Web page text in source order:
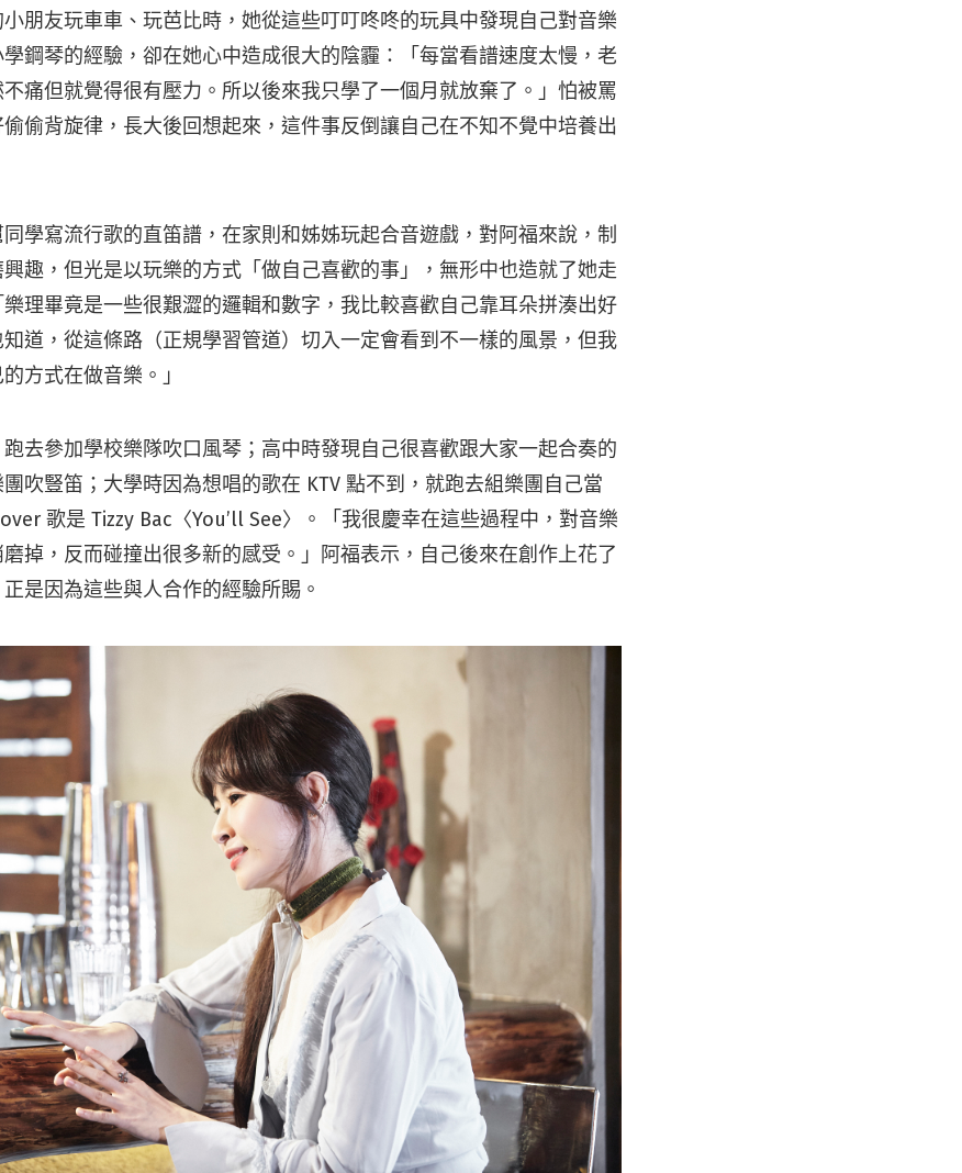
朋友玩車車、玩芭比時，她從這些叮叮咚咚的玩具中發現自己對音樂
鋼琴的經驗，卻在她心中造成很大的陰霾：「每當看譜速度太慢，老
痛但就覺得很有壓力。所以後來我只學了一個月就放棄了。」怕被罵
偷背旋律，長大後回想起來，這件事反倒讓自己在不知不覺中培養出
學寫流行歌的直笛譜，在家則和姊姊玩起合音遊戲，對阿福來說，制
趣，但光是以玩樂的方式「做自己喜歡的事」，無形中也造就了她走
理畢竟是一些很艱澀的邏輯和數字，我比較喜歡自己靠耳朵拼湊出好
道，從這條路（正規學習管道）切入一定會看到不一樣的風景，但我
方式在做音樂。」
去參加學校樂隊吹口風琴；高中時發現自己很喜歡跟大家一起合奏的
吹豎笛；大學時因為想唱的歌在 KTV 點不到，就跑去組樂團自己當
歌是 Tizzy Bac〈You’ll See〉。「我很慶幸在這些過程中，對音樂
掉，反而碰撞出很多新的感受。」阿福表示，自己後來在創作上花了
是因為這些與人合作的經驗所賜。